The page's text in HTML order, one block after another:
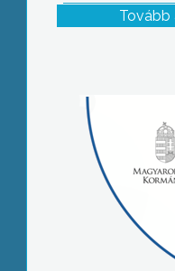
Tovább